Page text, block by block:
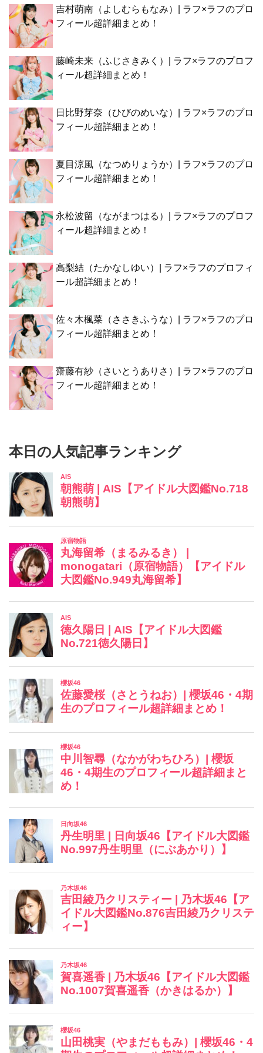
吉村萌南（よしむらもなみ）| ラフ×ラフのプロ
フィール超詳細まとめ！
藤崎未来（ふじさきみく）| ラフ×ラフのプロフ
ィール超詳細まとめ！
日比野芽奈（ひびのめいな）| ラフ×ラフのプロ
フィール超詳細まとめ！
夏目涼風（なつめりょうか）| ラフ×ラフのプロ
フィール超詳細まとめ！
永松波留（ながまつはる）| ラフ×ラフのプロフ
ィール超詳細まとめ！
高梨結（たかなしゆい）| ラフ×ラフのプロフィ
ール超詳細まとめ！
佐々木楓菜（ささきふうな）| ラフ×ラフのプロ
フィール超詳細まとめ！
齋藤有紗（さいとうありさ）| ラフ×ラフのプロ
フィール超詳細まとめ！
本日の人気記事ランキング